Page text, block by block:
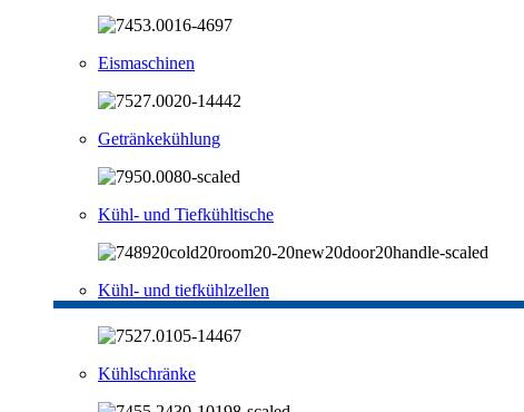
Eismaschinen
Getränkekühlung
Kühl- und Tiefkühltische
Kühl- und tiefkühlzellen
Kühlschränke